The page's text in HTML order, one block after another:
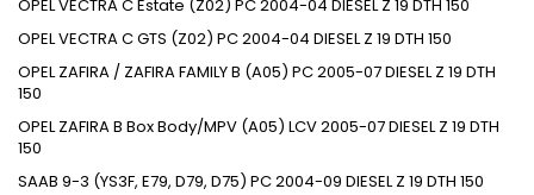
OPEL VECTRA C Estate (Z02) PC 2004-04 DIESEL Z 19 DTH 150
OPEL VECTRA C GTS (Z02) PC 2004-04 DIESEL Z 19 DTH 150
OPEL ZAFIRA / ZAFIRA FAMILY B (A05) PC 2005-07 DIESEL Z 19 DTH
150
OPEL ZAFIRA B Box Body/MPV (A05) LCV 2005-07 DIESEL Z 19 DTH
150
SAAB 9-3 (YS3F, E79, D79, D75) PC 2004-09 DIESEL Z 19 DTH 150